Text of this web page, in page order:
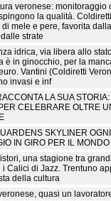
veronese:
la qualità.
di mele e pere, favorita
strate
idrica, via libera allo
è in ginocchio, per la
Vantini (Coldiretti
invasi e inf
LA SUA
CELEBRARE OLTRE
SKYLINER
IN GIRO PER IL MONDO
una stagione tra
i Calici di Jazz. Trentuno
della cultura
quasi un